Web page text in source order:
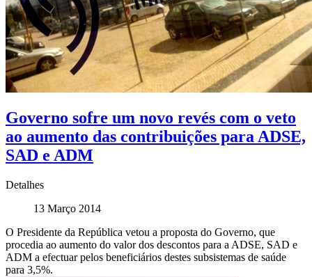
Governo sofre um novo revés com o veto
ao aumento das contribuições para ADSE,
SAD e ADM
Detalhes
13 Março 2014
O Presidente da República vetou a proposta do Governo, que
procedia ao aumento do valor dos descontos para a ADSE, SAD e
ADM a efectuar pelos beneficiários destes subsistemas de saúde
para 3,5%.